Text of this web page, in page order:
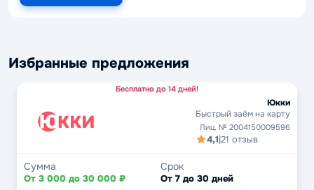
Избранные предложения
Бесплатно до 14 дней!
Юкки
Быстрый заём на карту
Лиц. № 2004150009596
4,1|21 отзыв
Сумма
От 3 000 до 30 000 ₽
Срок
От 7 до 30 дней